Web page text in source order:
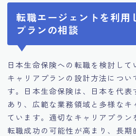
13.キャリアアップする為の戦略
14.エージェント利用者の成功事
転職エージェントを利用
プランの相談
日本生命保険への転職を検討して
キャリアプランの設計方法につい
す。日本生命保険は、日本を代表
あり、広範な業務領域と多様なキ
ています。適切なキャリアプラン
転職成功の可能性が高まり、長期